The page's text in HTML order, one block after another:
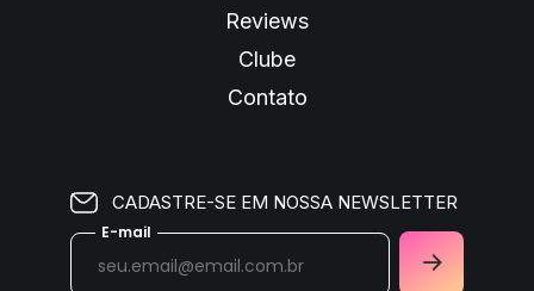
Reviews
Clube
Contato
CADASTRE-SE EM NOSSA NEWSLETTER
E-mail